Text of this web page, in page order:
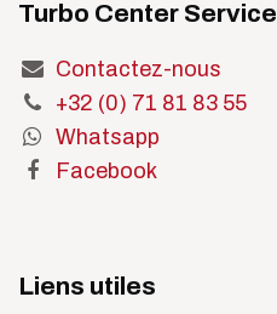
Turbo Center Service
Contactez-nous
+32 (0) 71 81 83 55
Whatsapp
Facebook
Liens utiles